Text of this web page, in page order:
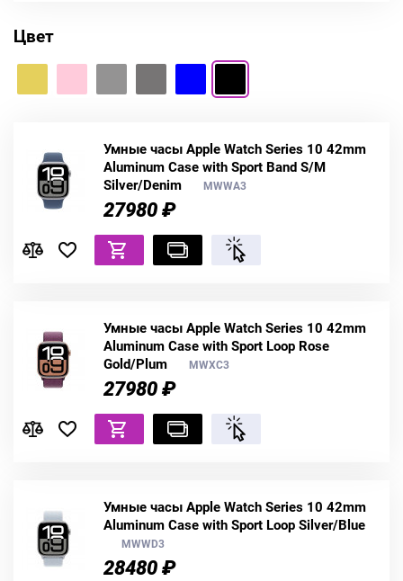
Цвет
Умные часы Apple Watch Series 10 42mm
Aluminum Case with Sport Band S/M
Silver/Denim
MWWA3
27980 ₽
Умные часы Apple Watch Series 10 42mm
Aluminum Case with Sport Loop Rose
Gold/Plum
MWXC3
27980 ₽
Умные часы Apple Watch Series 10 42mm
Aluminum Case with Sport Loop Silver/Blue
MWWD3
28480 ₽